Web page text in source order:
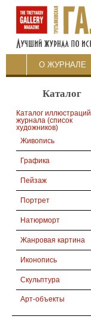
О ЖУРНАЛЕ
Каталог
Каталог иллюстраций
журнала (список
художников)
Живопись
Графика
Пейзаж
Портрет
Натюрморт
Жанровая картина
Иконопись
Скульптура
Арт-объекты